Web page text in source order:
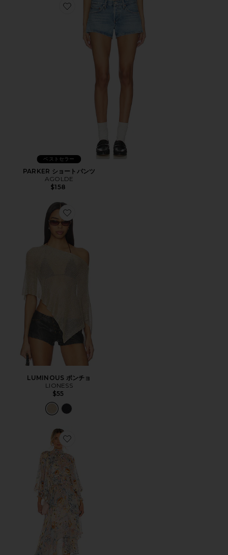
Favorite PARKER ショートパンツ
ベストセラー
PARKER ショートパンツ
AGOLDE
$158
Favorite LUMINOUS ポンチョ
LUMINOUS ポンチョ
LIONESS
$55
Favorite ASTRID ドレス